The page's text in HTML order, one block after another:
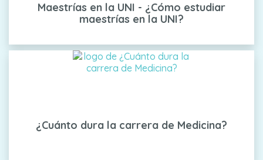
Maestrías en la UNI - ¿Cómo estudiar
maestrías en la UNI?
¿Cuánto dura la carrera de Medicina?